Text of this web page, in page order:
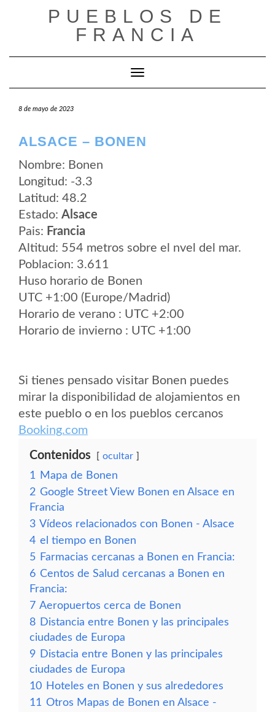
PUEBLOS DE
FRANCIA
Cambiar modo de navegación
8 de mayo de 2023
ALSACE – BONEN
Nombre: Bonen
Longitud: -3.3
Latitud: 48.2
Estado: Alsace
Pais: Francia
Altitud: 554 metros sobre el nvel del mar.
Poblacion: 3.611
Huso horario de Bonen
UTC +1:00 (Europe/Madrid)
Horario de verano : UTC +2:00
Horario de invierno : UTC +1:00
Si tienes pensado visitar Bonen puedes
mirar la disponibilidad de alojamientos en
este pueblo o en los pueblos cercanos
Booking.com
Contenidos ocultar
1
Mapa de Bonen
2 Google Street View Bonen en Alsace en
Francia
3 Vídeos relacionados con Bonen - Alsace
4 el tiempo en Bonen
5 Farmacias cercanas a Bonen en Francia:
6 Centos de Salud cercanas a Bonen en
Francia:
7 Aeropuertos cerca de Bonen
8 Distancia entre Bonen y las principales
ciudades de Europa
9 Distacia entre Bonen y las principales
ciudades de Europa
10 Hoteles en Bonen y sus alrededores
11 Otros Mapas de Bonen en Alsace -